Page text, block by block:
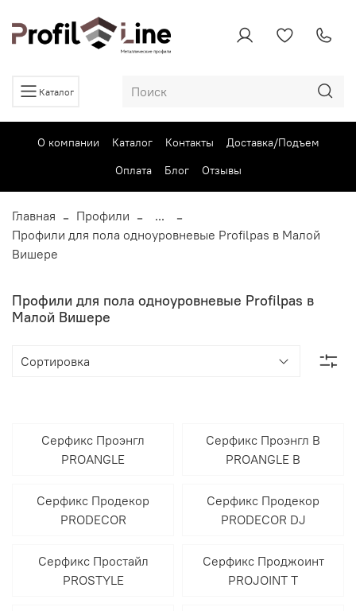
Каталог
О компании Каталог Контакты
Доставка/Подъем
Оплата
Блог Отзывы
Главная Профили
...
Профили для пола одноуровневые Profilpas в Малой
Вишере
Профили для пола одноуровневые Profilpas в
Малой Вишере
Серфикс Проэнгл
PROANGLE
Серфикс Проэнгл В
PROANGLE B
Серфикс Продекор
PRODECOR
Серфикс Продекор
PRODECOR DJ
Серфикс Простайл
PROSTYLE
Серфикс Проджоинт
PROJOINT T